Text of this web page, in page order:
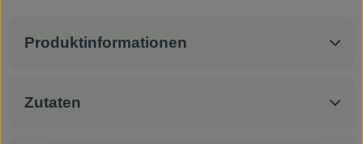
Produktinformationen
Zutaten